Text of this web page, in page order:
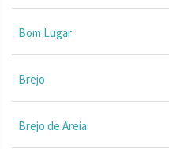
Bom Lugar
Brejo
Brejo de Areia